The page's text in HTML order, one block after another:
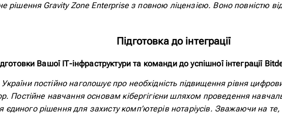
рішення Gravity Zone Enterprise з повною ліцензією. Воно повністю
Підготовка до інтеграції
Вашої ІТ-інфраструктури та команди до успішної інтеграції
постійно наголошує про необхідність підвищення рівня
Постійне навчання основам кібергігієни шляхом проведення
рішення для захисту комп’ютерів нотаріусів. Зважаючи на